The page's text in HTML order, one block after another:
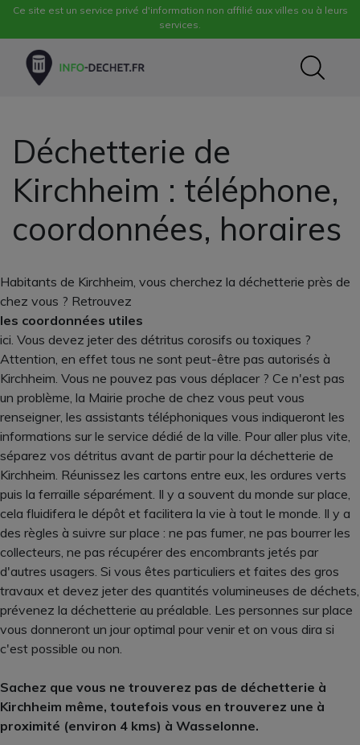
Ce site est un service privé d'information non affilié aux villes ou à leurs
services.
Déchetterie de
Kirchheim : téléphone,
coordonnées, horaires
Habitants de Kirchheim, vous cherchez la déchetterie près de
chez vous ? Retrouvez
les coordonnées utiles
ici. Vous devez jeter des détritus corosifs ou toxiques ?
Attention, en effet tous ne sont peut-être pas autorisés à
Kirchheim. Vous ne pouvez pas vous déplacer ? Ce n'est pas
un problème, la Mairie proche de chez vous peut vous
renseigner, les assistants téléphoniques vous indiqueront les
informations sur le service dédié de la ville. Pour aller plus vite,
séparez vos détritus avant de partir pour la déchetterie de
Kirchheim. Réunissez les cartons entre eux, les ordures verts
puis la ferraille séparément. Il y a souvent du monde sur place,
cela fluidifera le dépôt et facilitera la vie à tout le monde. Il y a
des règles à suivre sur place : ne pas fumer, ne pas bourrer les
collecteurs, ne pas récupérer des encombrants jetés par
d'autres usagers. Si vous êtes particuliers et faites des gros
travaux et devez jeter des quantités volumineuses de déchets,
prévenez la déchetterie au préalable. Les personnes sur place
vous donneront un jour optimal pour venir et on vous dira si
c'est possible ou non.
Sachez que vous ne trouverez pas de déchetterie à
Kirchheim même, toutefois vous en trouverez une à
proximité (environ 4 kms) à Wasselonne.